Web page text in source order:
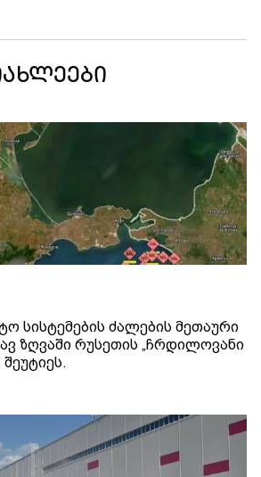
სისტემების ძალების მეთაური
ზღვაში რუსეთის „ჩრდილოვანი